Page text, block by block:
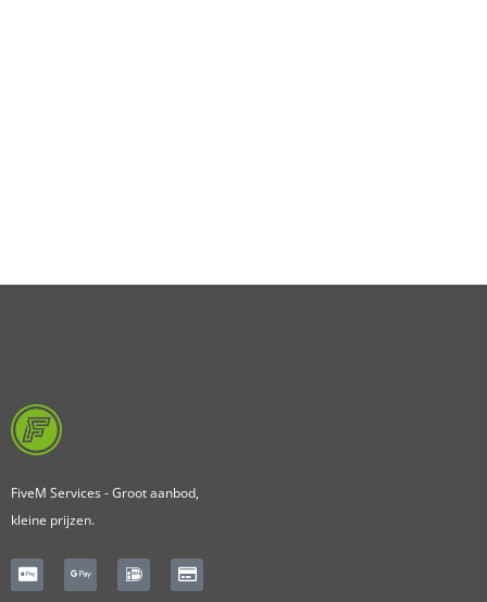
FiveM Services - Groot aanbod,
kleine prijzen.